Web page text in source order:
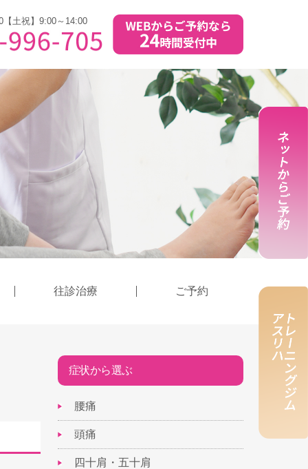
【土祝】9:00～14:00
往診治療 ご予約
症状から選ぶ
腰痛
頭痛
四十肩・五十肩